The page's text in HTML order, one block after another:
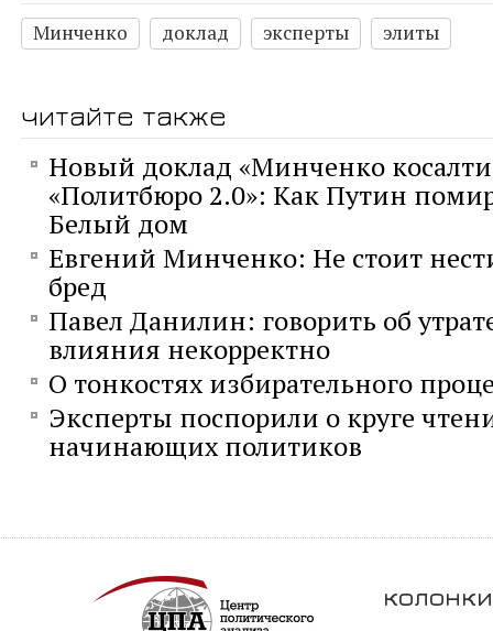
Минченко доклад эксперты элиты
читайте также
Новый доклад «Минченко
«Политбюро 2.0»: Как Путин
Белый дом
Евгений Минченко: Не стоит
бред
Павел Данилин: говорить об
влияния некорректно
О тонкостях избирательного
Эксперты поспорили о круге
начинающих политиков
колонки